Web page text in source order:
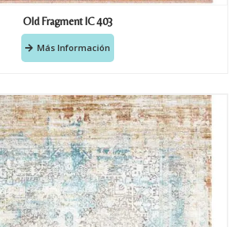
Old Fragment IC 403
Más Información